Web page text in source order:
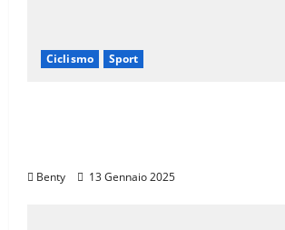
Ciclismo Sport
Benty 13 Gennaio 2025